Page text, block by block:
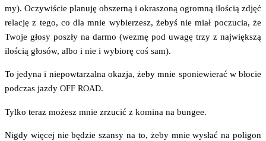
my). Oczy­wi­ście pla­nu­ję obszer­ną i okra­szo­ną ogrom­ną ilo­ścią zdjęć
rela­cję z tego, co dla mnie wybie­rzesz, żebyś nie miał poczu­cia, że
Two­je gło­sy poszły na dar­mo (wezmę pod uwa­gę trzy z naj­więk­szą
ilo­ścią gło­sów, albo i nie i wybio­rę coś sam).
To jedy­na i nie­po­wta­rzal­na oka­zja, żeby mnie spo­nie­wie­rać w bło­cie
pod­czas jaz­dy OFF ROAD.
Tyl­ko teraz możesz mnie zrzu­cić z komi­na na bungee.
Nigdy wię­cej nie będzie szan­sy na to, żeby mnie wysłać na poli­gon